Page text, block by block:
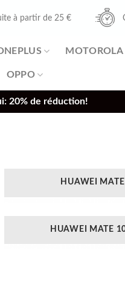
à partir de 25 €
MOTOROLA
OPPO
20% de réduction!
HUAWEI
HUAWEI MATE